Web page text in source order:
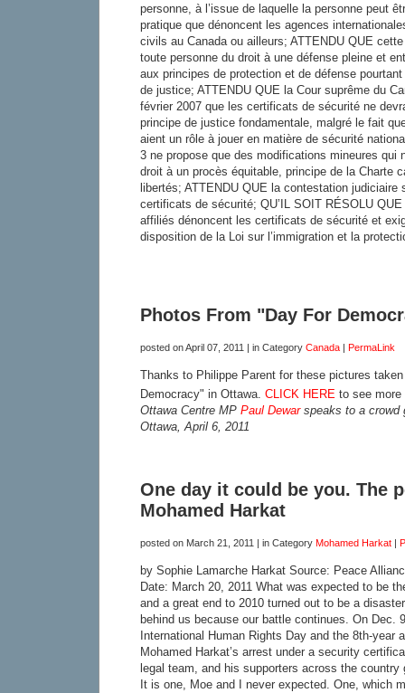
personne, à l’issue de laquelle la personne peut
pratique que dénoncent les agences
civils au Canada ou ailleurs; ATTENDU QUE
toute personne du droit à une défense pleine et
aux principes de protection et de défense
de justice; ATTENDU QUE la Cour suprême du
février 2007 que les certificats de sécurité ne
principe de justice fondamentale, malgré le fait
aient un rôle à jouer en matière de sécurité
3 ne propose que des modifications mineures qui
droit à un procès équitable, principe de la Charte
libertés; ATTENDU QUE la contestation judiciaire
certificats de sécurité; QU’IL SOIT RÉSOLU
affiliés dénoncent les certificats de sécurité et
disposition de la Loi sur l’immigration et la
Photos From "Day For
posted onApril 07, 2011 | in Category Canada PermaLink
Thanks to Philippe Parent for these pictures
Democracy" in Ottawa. CLICK HERE to see
Ottawa Centre MP Paul Dewarspeaks to a crowd
Ottawa, April 6, 2011
One day it could be you. The
Mohamed Harkat
posted on March 21, 2011 | in Category Mohamed Harkat
by Sophie Lamarche Harkat Source: Peace
Date: March 20, 2011 What was expected to be
and a great end to 2010 turned out to be a
behind us because our battle continues. On Dec.
International Human Rights Day and the 8th-year
Mohamed Harkat’s arrest under a security
legal team, and his supporters across the
It is one, Moe and I never expected. One, which